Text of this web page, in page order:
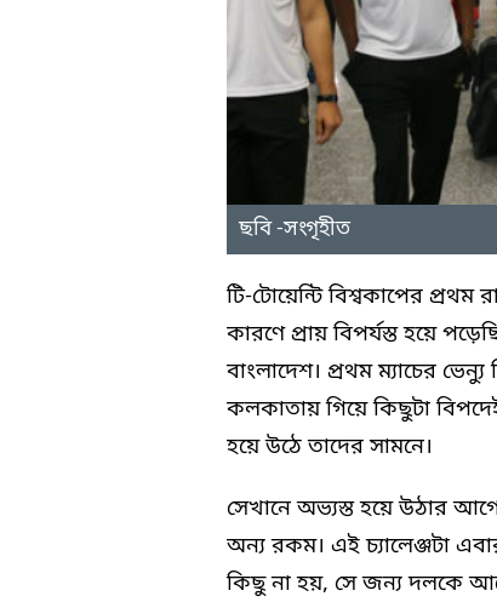
ছবি -সংগৃহীত
টি-টোয়েন্টি বিশ্বকাপের প্রথম
কারণে প্রায় বিপর্যস্ত হয়ে
বাংলাদেশ। প্রথম ম্যাচের
কলকাতায় গিয়ে কিছুটা
হয়ে উঠে তাদের সামনে।
সেখানে অভ্যস্ত হয়ে উঠার
অন্য রকম। এই চ্যালেঞ্জটা
কিছু না হয়, সে জন্য দলকে